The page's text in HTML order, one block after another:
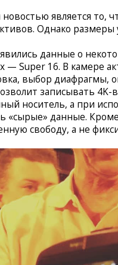
является то,
Однако
данные о
— Super 16. В камере
выбор диафрагмы,
записывать 4K-
носитель, а при
«сырые» данные.
свободу, а не